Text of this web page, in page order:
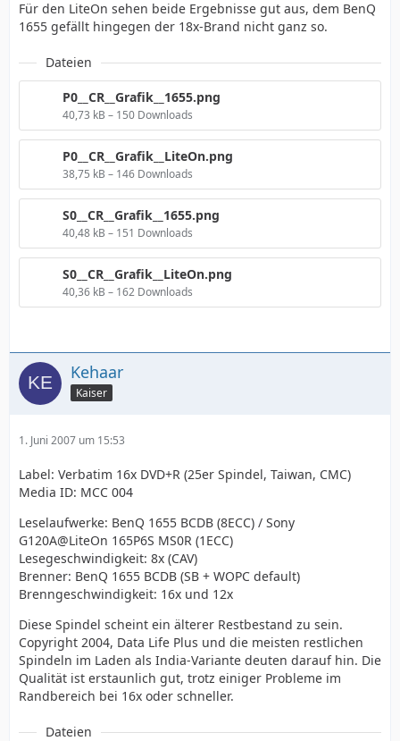
Für den LiteOn sehen beide Ergebnisse gut aus, dem BenQ
1655 gefällt hingegen der 18x-Brand nicht ganz so.
Dateien
P0__CR__Grafik__1655.png
40,73 kB – 150 Downloads
P0__CR__Grafik__LiteOn.png
38,75 kB – 146 Downloads
S0__CR__Grafik__1655.png
40,48 kB – 151 Downloads
S0__CR__Grafik__LiteOn.png
40,36 kB – 162 Downloads
Kehaar
Kaiser
1. Juni 2007 um 15:53
Label: Verbatim 16x DVD+R (25er Spindel, Taiwan, CMC)
Media ID: MCC 004
Leselaufwerke: BenQ 1655 BCDB (8ECC) / Sony
G120A@LiteOn 165P6S MS0R (1ECC)
Lesegeschwindigkeit: 8x (CAV)
Brenner: BenQ 1655 BCDB (SB + WOPC default)
Brenngeschwindigkeit: 16x und 12x
Diese Spindel scheint ein älterer Restbestand zu sein.
Copyright 2004, Data Life Plus und die meisten restlichen
Spindeln im Laden als India-Variante deuten darauf hin. Die
Qualität ist erstaunlich gut, trotz einiger Probleme im
Randbereich bei 16x oder schneller.
Dateien